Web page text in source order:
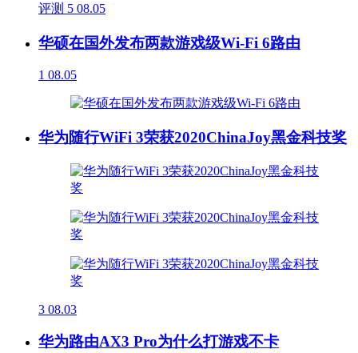
评测 5 08.05
华硕在国外发布两款游戏级Wi-Fi 6路由
1 08.05
华为随行WiFi 3荣获2020ChinaJoy黑金科技奖
3 08.03
华为路由AX3 Pro为什么打游戏不卡